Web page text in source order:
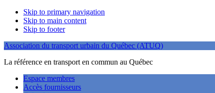
Skip to primary navigation
Skip to main content
Skip to footer
Association du transport urbain du Québec (ATUQ)
La référence en transport en commun au Québec
Espace membres
Accès fournisseurs